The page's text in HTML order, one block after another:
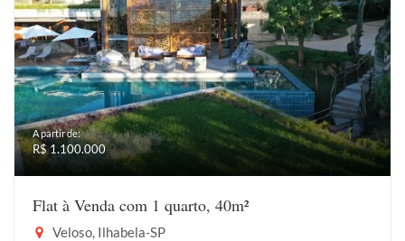
A partir de:
R$ 1.100.000
Flat à Venda com 1 quarto, 40m²
Veloso, Ilhabela-SP